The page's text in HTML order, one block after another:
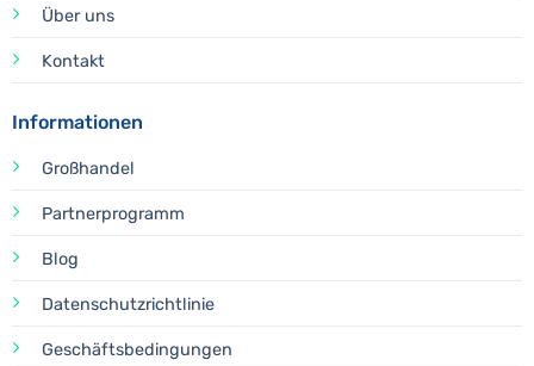
Über uns
Kontakt
Informationen
Großhandel
Partnerprogramm
Blog
Datenschutzrichtlinie
Geschäftsbedingungen